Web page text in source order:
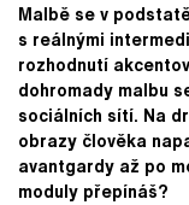
Malbě se v
s reálnými
rozhodnutí
dohromady malbu
sociálních sítí. Na
obrazy člověka
avantgardy až po
moduly přepínáš?